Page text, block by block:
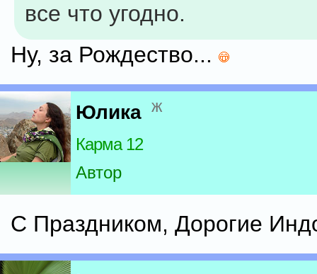
все что угодно.
Ну, за Рождество...
Юлика ж
Карма 12
Автор
С Праздником, Дорогие